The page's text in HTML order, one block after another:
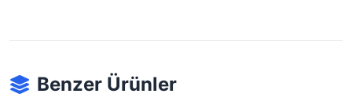
Benzer Ürünler